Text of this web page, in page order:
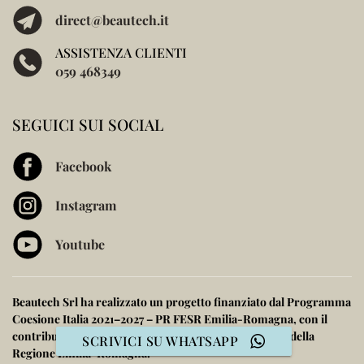
direct@beautech.it
ASSISTENZA CLIENTI
059 468349
SEGUICI SUI SOCIAL
Facebook
Instagram
Youtube
Beautech Srl ha realizzato un progetto finanziato dalProgramma
Coesione Italia 2021–2027 – PR FESR Emilia-Romagna, con il
contributo dell’Unione Europea, delloStato Italiano
e della
Regione Emilia-Romagna.
SCRIVICI SU WHATSAPP